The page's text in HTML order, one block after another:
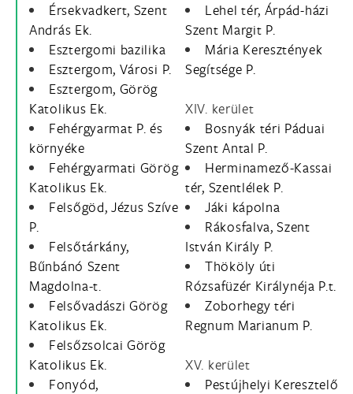
Érsekvadkert, Szent
András Ek.
Esztergomi bazilika
Esztergom, Városi P.
Esztergom, Görög
Katolikus Ek.
Fehérgyarmat P. és
környéke
Fehérgyarmati Görög
Katolikus Ek.
Felsőgöd, Jézus Szíve
P.
Felsőtárkány,
Bűnbánó Szent
Magdolna-t.
Felsővadászi Görög
Katolikus Ek.
Felsőzsolcai Görög
Katolikus Ek.
Fonyód,
Lehel tér, Árpád-házi
Szent Margit P.
Mária Keresztények
Segítsége P.
XIV. kerület
Bosnyák téri Páduai
Szent Antal P.
Herminamező-Kassai
tér, Szentlélek P.
Jáki kápolna
Rákosfalva, Szent
István Király P.
Thököly úti
Rózsafüzér Királynéja P.t.
Zoborhegy téri
Regnum Marianum P.
XV. kerület
Pestújhelyi Keresztelő